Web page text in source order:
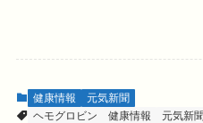
健康情報
元気新聞
ヘモグロビン
健康情報 元気新聞